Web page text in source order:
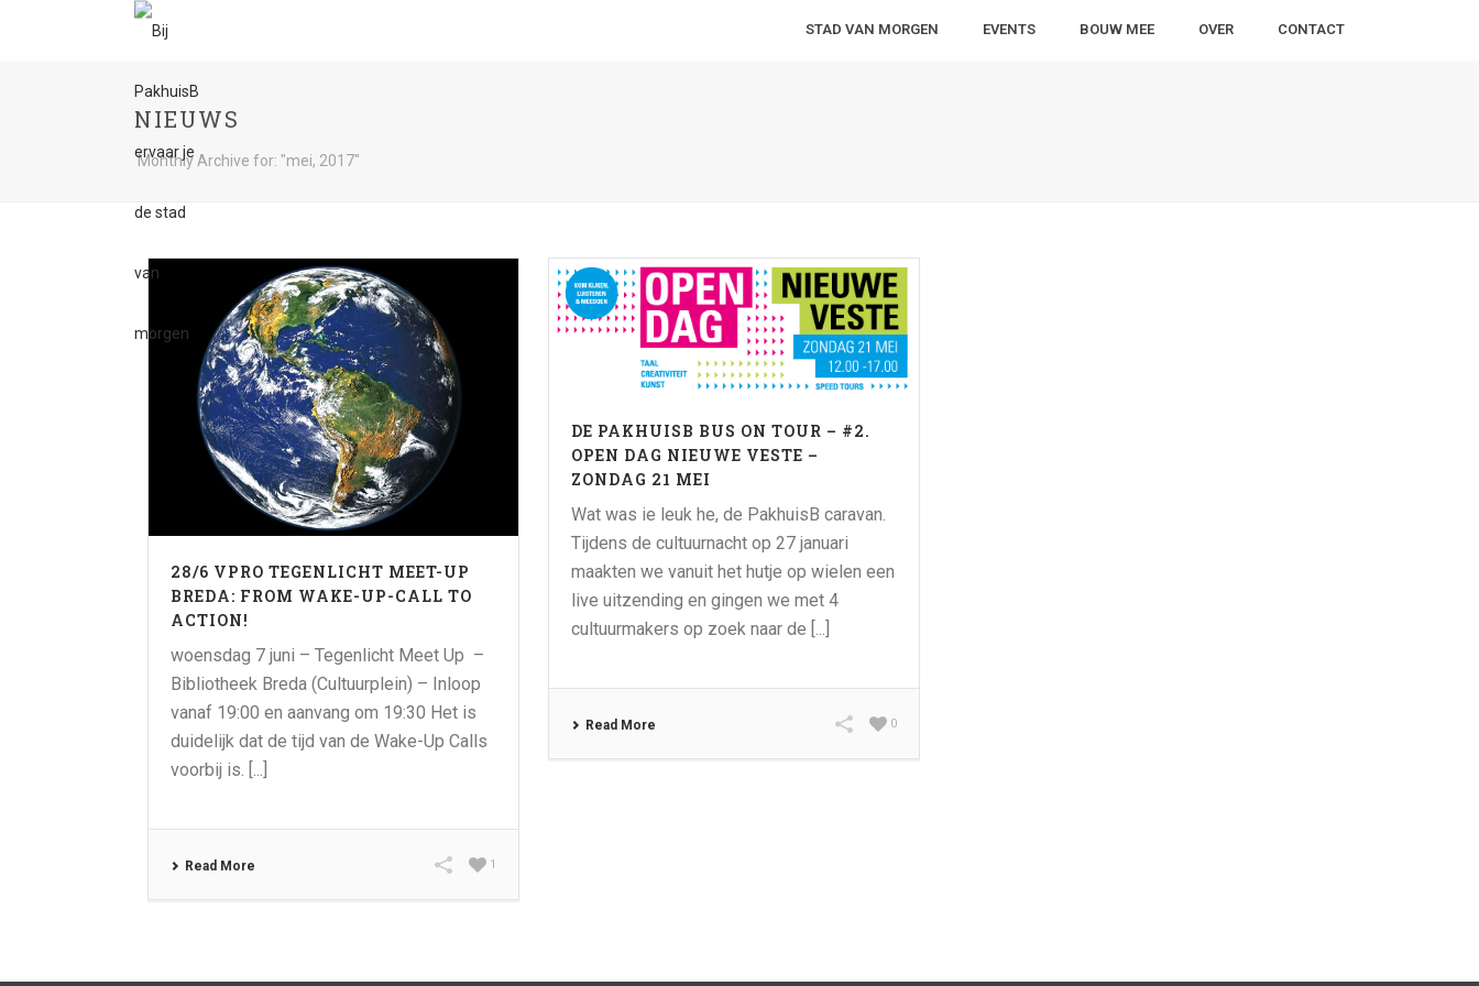
STAD VAN MORGEN EVENTS BOUW MEE OVER CONTACT
NIEUWS
Monthly Archive for: "mei, 2017"
28/6 VPRO TEGENLICHT MEET-UP
BREDA: FROM WAKE-UP-CALL TO
ACTION!
woensdag 7 juni – Tegenlicht Meet Up –
Bibliotheek Breda (Cultuurplein) – Inloop
vanaf 19:00 en aanvang om 19:30 Het is
duidelijk dat de tijd van de Wake-Up Calls
voorbij is. [...]
Read More 1
DE PAKHUISB BUS ON TOUR – #2.
OPEN DAG NIEUWE VESTE –
ZONDAG 21 MEI
Wat was ie leuk he, de PakhuisB caravan.
Tijdens de cultuurnacht op 27 januari
maakten we vanuit het hutje op wielen een
live uitzending en gingen we met 4
cultuurmakers op zoek naar de [...]
Read More 0